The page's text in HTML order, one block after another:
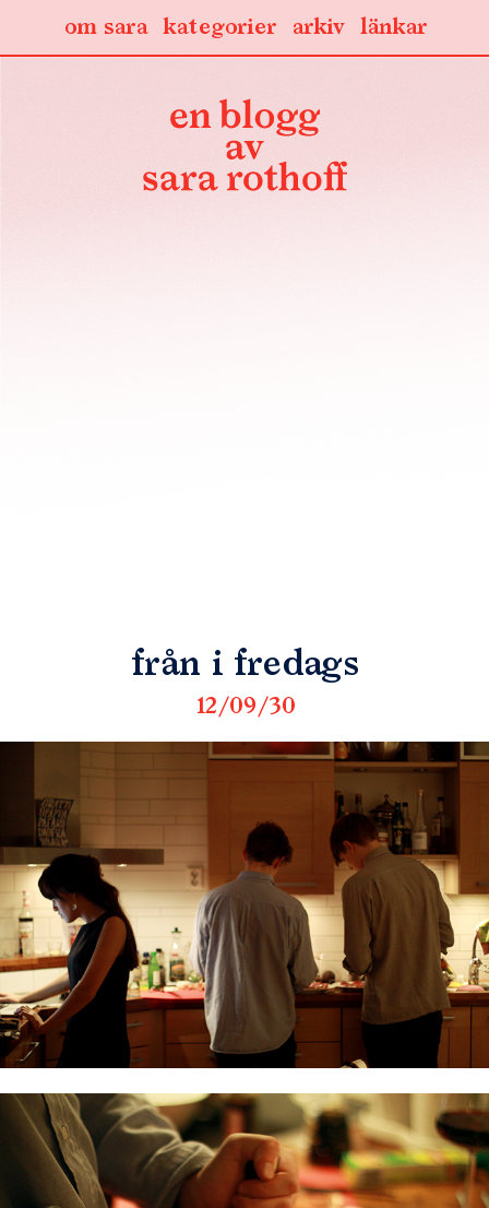
länkar
arkiv
kategorier
om sara
från i fredags
12/09/30